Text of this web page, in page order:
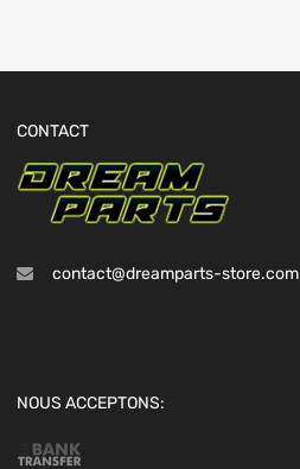
CONTACT
contact@dreamparts-store.com
NOUS ACCEPTONS: